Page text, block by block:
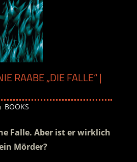
RAABE „DIE FALLE“ |
Desiree
BOOKS
Falle. Aber ist er wirklich
Mörder?